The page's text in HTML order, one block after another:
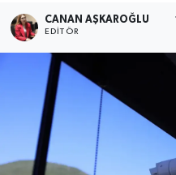
CANAN AŞKAROĞLU
EDITÖR